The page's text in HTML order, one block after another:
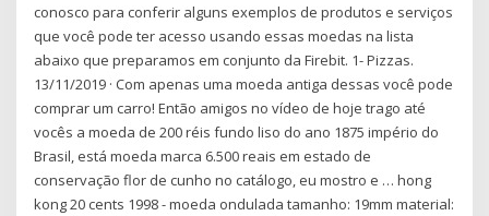
conosco para conferir alguns exemplos de produtos e serviços
que você pode ter acesso usando essas moedas na lista
abaixo que preparamos em conjunto da Firebit. 1- Pizzas.
13/11/2019 · Com apenas uma moeda antiga dessas você pode
comprar um carro! Então amigos no vídeo de hoje trago até
vocês a moeda de 200 réis fundo liso do ano 1875 império do
Brasil, está moeda marca 6.500 reais em estado de
conservação flor de cunho no catálogo, eu mostro e … hong
kong 20 cents 1998 - moeda ondulada tamanho: 19mm material: